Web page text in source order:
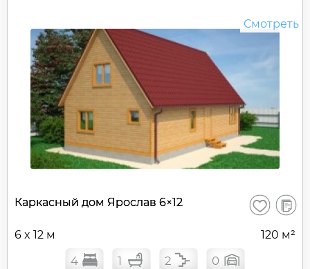
Смотреть
Каркасный дом Ярослав 6×12 Сохранить
В
6 x 12 м 120 м²
4 1 2 0